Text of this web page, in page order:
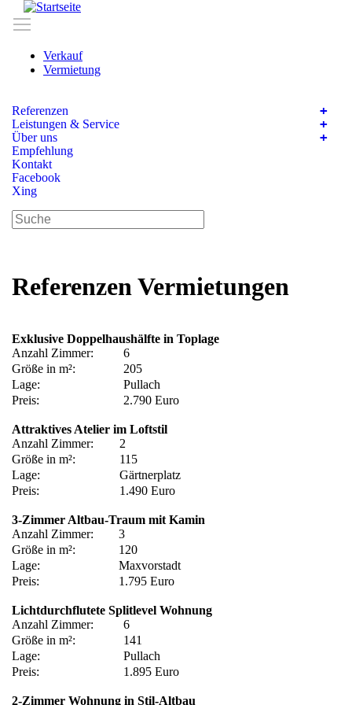
Direkt
zum
Inhalt
Verkauf
Vermietung
Referenzen
Leistungen & Service
Über uns
Empfehlung
Kontakt
Facebook
Xing
Diese
Website
Referenzen Vermietungen
Exklusive Doppelhaushälfte in Toplage
Anzahl Zimmer:
6
Größe in m²:
205
Lage:
Pullach
Preis:
2.790 Euro
Attraktives Atelier im Loftstil
Anzahl Zimmer:
2
Größe in m²:
115
Lage:
Gärtnerplatz
Preis:
1.490 Euro
3-Zimmer Altbau-Traum mit Kamin
Anzahl Zimmer:
3
Größe in m²:
120
Lage:
Maxvorstadt
Preis:
1.795 Euro
Lichtdurchflutete Splitlevel Wohnung
Anzahl Zimmer:
6
Größe in m²:
141
Lage:
Pullach
Preis:
1.895 Euro
2-Zimmer Wohnung in Stil-Altbau